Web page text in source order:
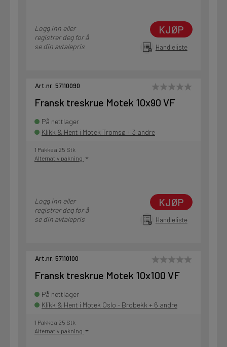
Logg inn eller
registrer deg for å
se din avtalepris
KJØP
Handleliste
Art.nr. 57110090
Fransk treskrue Motek 10x90 VF
På nettlager
Klikk & Hent i Motek Tromsø + 3 andre
1 Pakke a 25 Stk
Alternativ pakning
Logg inn eller
registrer deg for å
se din avtalepris
KJØP
Handleliste
Art.nr. 57110100
Fransk treskrue Motek 10x100 VF
På nettlager
Klikk & Hent i Motek Oslo - Brobekk + 6 andre
1 Pakke a 25 Stk
Alternativ pakning